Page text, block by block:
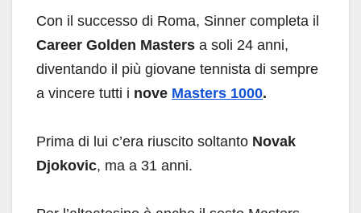
Con il successo di Roma, Sinner completa il
Career Golden Masters a soli 24 anni,
diventando il più giovane tennista di sempre
a vincere tutti i nove Masters 1000.
Prima di lui c’era riuscito soltanto Novak
Djokovic, ma a 31 anni.